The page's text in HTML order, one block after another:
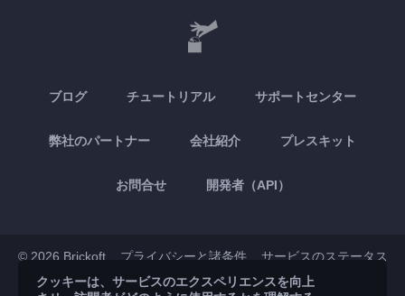
ブログ チュートリアル サポートセンター
弊社のパートナー 会社紹介 プレスキット
お問合せ 開発者（API）
© 2026 Brickoft プライバシーと諸条件 サービスのステータス
クッキーは、サービスのエクスペリエンスを向上